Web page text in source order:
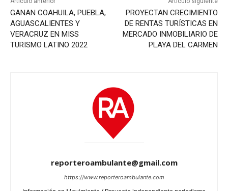
GANAN COAHUILA, PUEBLA,
AGUASCALIENTES Y
VERACRUZ EN MISS
TURISMO LATINO 2022
PROYECTAN CRECIMIENTO
DE RENTAS TURÍSTICAS EN
MERCADO INMOBILIARIO DE
PLAYA DEL CARMEN
reporteroambulante@gmail.com
https://www.reporteroambulante.com